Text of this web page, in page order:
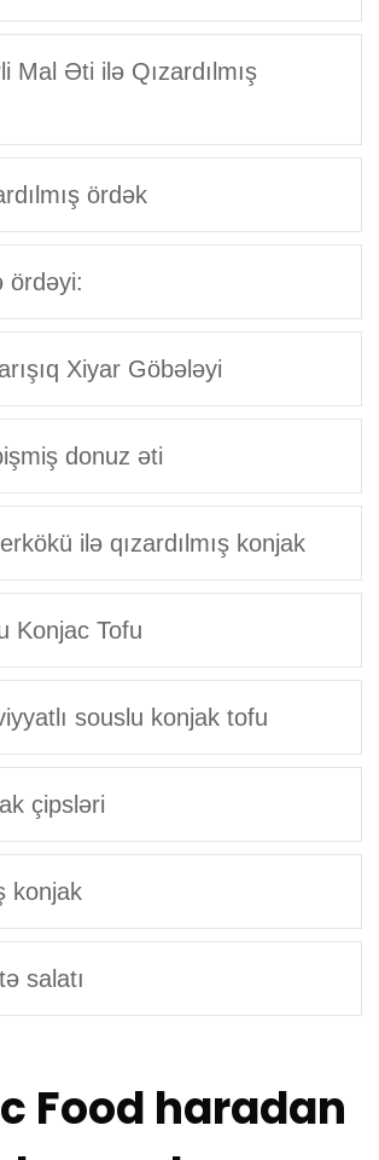
Mal Əti ilə Qızardılmış
ördək
ördəyi:
Xiyar Göbələyi
donuz əti
ilə qızardılmış konjak
Konjac Tofu
souslu konjak tofu
çipsləri
konjak
salatı
Food haradan